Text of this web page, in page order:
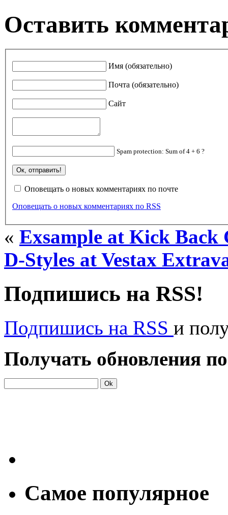
Оставить
Имя (обязательно)
Почта (обязательно)
Сайт
Spam protection: Sum of 4 + 6 ?
Оповещать о новых комментариях по почте
Оповещать о новых комментариях по RSS
« Exsample at Kick Back
D-Styles at Vestax
Подпишись на RSS!
Подпишись на RSS и
Получать обновления
Самое популярное